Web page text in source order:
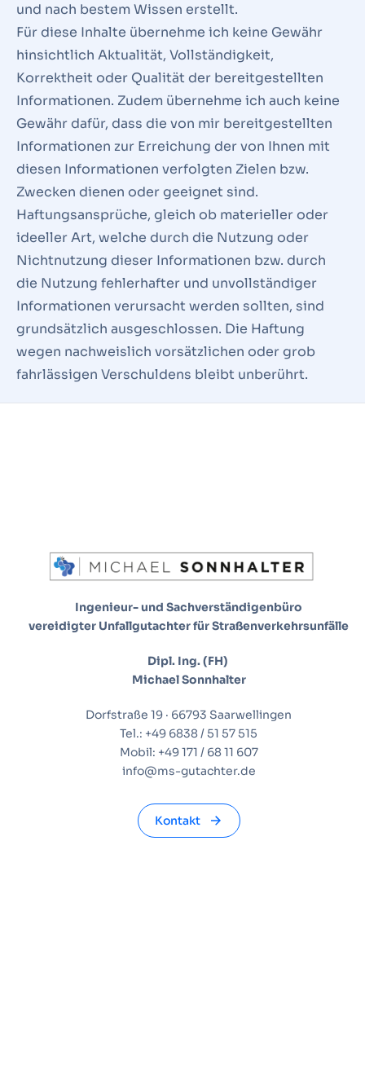
und nach bestem Wissen erstellt.
Für diese Inhalte übernehme ich keine Gewähr
hinsichtlich Aktualität, Vollständigkeit,
Korrektheit oder Qualität der bereitgestellten
Informationen. Zudem übernehme ich auch keine
Gewähr dafür, dass die von mir bereitgestellten
Informationen zur Erreichung der von Ihnen mit
diesen Informationen verfolgten Zielen bzw.
Zwecken dienen oder geeignet sind.
Haftungsansprüche, gleich ob materieller oder
ideeller Art, welche durch die Nutzung oder
Nichtnutzung dieser Informationen bzw. durch
die Nutzung fehlerhafter und unvollständiger
Informationen verursacht werden sollten, sind
grundsätzlich ausgeschlossen. Die Haftung
wegen nachweislich vorsätzlichen oder grob
fahrlässigen Verschuldens bleibt unberührt.
Ingenieur- und Sachverständigenbüro
vereidigter Unfallgutachter für Straßenverkehrsunfälle
Dipl. Ing. (FH)
Michael Sonnhalter
Dorfstraße 19 · 66793 Saarwellingen
Tel.: +49 6838 / 51 57 515
Mobil: +49 171 / 68 11 607
info@ms-gutachter.de
Kontakt